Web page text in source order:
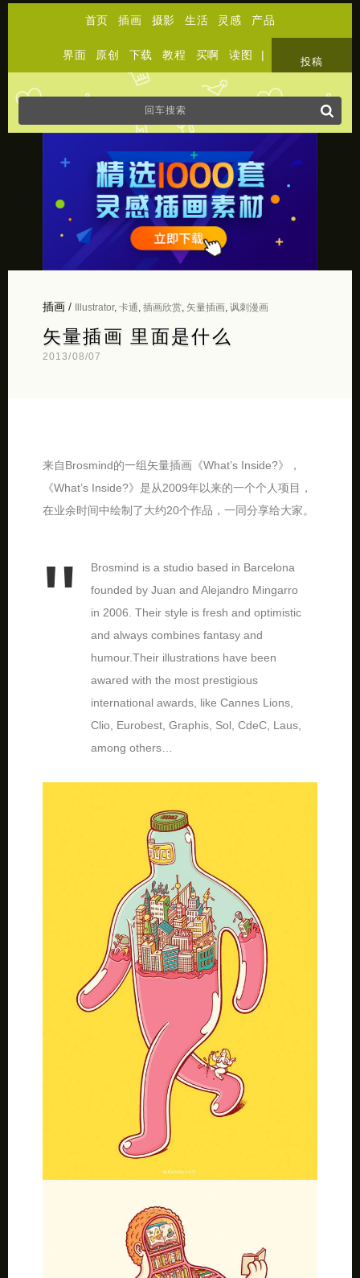
首页 插画 摄影 生活 灵感 产品
界面 原创 下载 教程 买啊 读图 |
投稿
插画/ Illustrator, 卡通 插画欣赏, 矢量插画, 讽刺漫画
矢量插画 里面是什么
2013/08/07
来自Brosmind的一组矢量插画《What’s Inside?》，
《What’s Inside?》是从2009年以来的一个个人项目，
在业余时间中绘制了大约20个作品，一同分享给大家。
Brosmind is a studio based in Barcelona
founded by Juan and Alejandro Mingarro
in 2006. Their style is fresh and optimistic
and always combines fantasy and
humour.Their illustrations have been
awared with the most prestigious
international awards, like Cannes Lions,
Clio, Eurobest, Graphis, Sol, CdeC, Laus,
among others…